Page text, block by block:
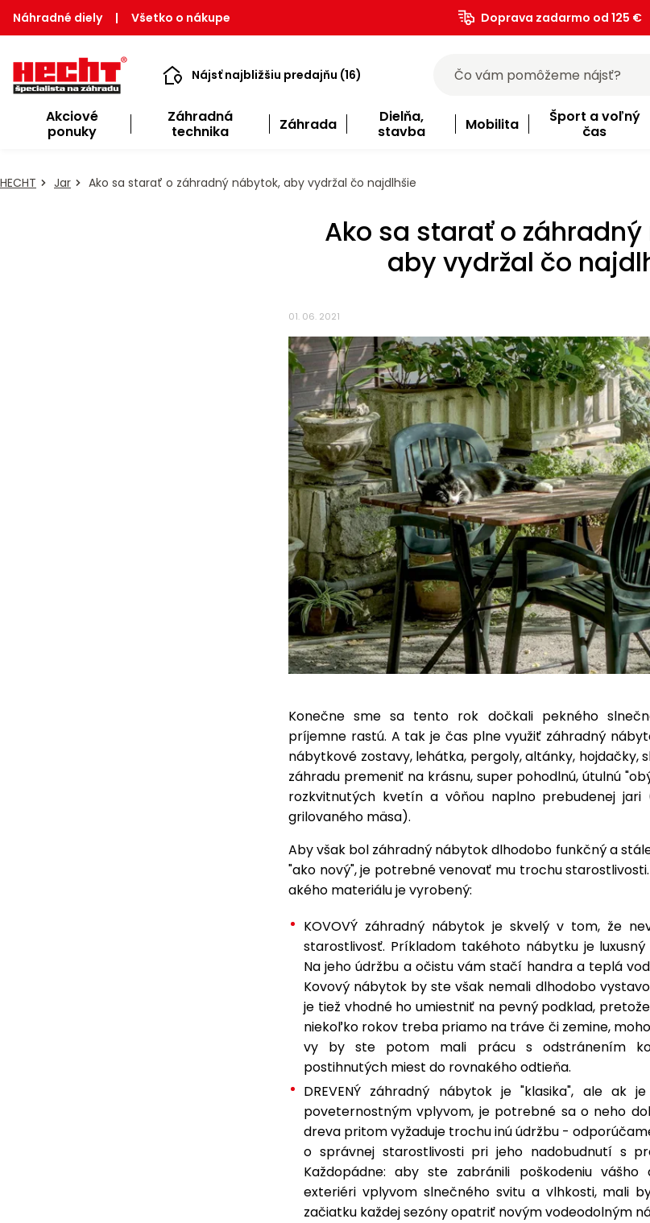
Náhradné diely | Všetko o nákupe Doprava zadarmo od 125 €
Nájsť najbližšiu predajňu (16)
Akciové
ponuky
Záhradná
technika
Záhrada
Dielňa,
stavba
Mobilita
Šport a voľný
čas
HECHT Jar Ako sa starať o záhradný nábytok, aby vydržal čo najdlhšie
Ako sa starať o
aby vydržal čo
01. 06. 2021
Konečne sme sa tento rok dočkali pekného
príjemne rastú. A tak je čas plne využiť záhradný
nábytkové zostavy, lehátka, pergoly, altánky, hojdačky,
záhradu premeniť na krásnu, super pohodlnú, útulnú
rozkvitnutých kvetín a vôňou naplno prebudenej
grilovaného mäsa).
Aby však bol záhradný nábytok dlhodobo funkčný a
"ako nový", je potrebné venovať mu trochu
akého materiálu je vyrobený:
KOVOVÝ záhradný nábytok je skvelý v tom, že
starostlivosť. Príkladom takéhoto nábytku je luxusný
Na jeho údržbu a očistu vám stačí handra a teplá
Kovový nábytok by ste však nemali dlhodobo
je tiež vhodné ho umiestniť na pevný podklad,
niekoľko rokov treba priamo na tráve či zemine,
vy by ste potom mali prácu s odstránením
postihnutých miest do rovnakého odtieňa.
DREVENÝ záhradný nábytok je "klasika", ale ak
poveternostným vplyvom, je potrebné sa o neho
dreva pritom vyžaduje trochu inú údržbu -
o správnej starostlivosti pri jeho nadobudnutí s
Každopádne: aby ste zabránili poškodeniu
exteriéri vplyvom slnečného svitu a vlhkosti, mali
začiatku každej sezóny opatriť novým vodeodolným